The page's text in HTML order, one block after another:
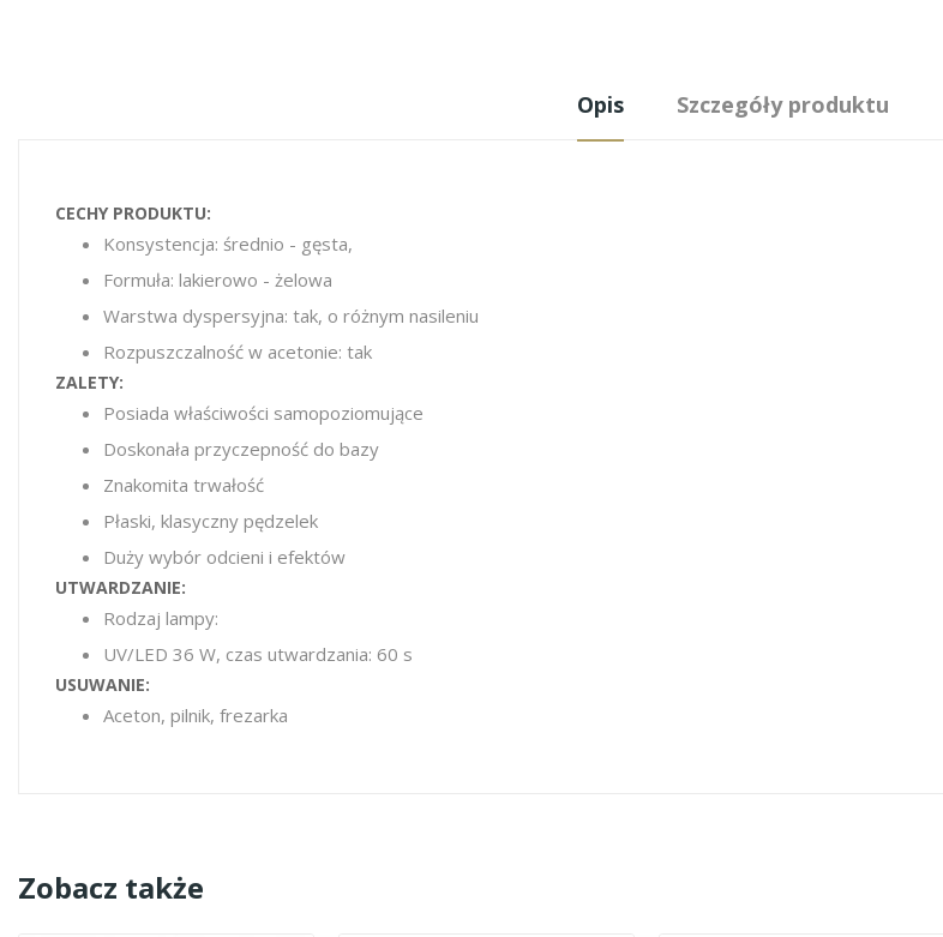
Opis Szczegóły produktu
CECHY PRODUKTU:
Konsystencja: średnio - gęsta,
Formuła: lakierowo - żelowa
Warstwa dyspersyjna: tak, o różnym nasileniu
Rozpuszczalność w acetonie: tak
ZALETY:
Posiada właściwości samopoziomujące
Doskonała przyczepność do bazy
Znakomita trwałość
Płaski, klasyczny pędzelek
Duży wybór odcieni i efektów
UTWARDZANIE:
Rodzaj lampy:
UV/LED 36 W, czas utwardzania: 60 s
USUWANIE:
Aceton, pilnik, frezarka
Zobacz także